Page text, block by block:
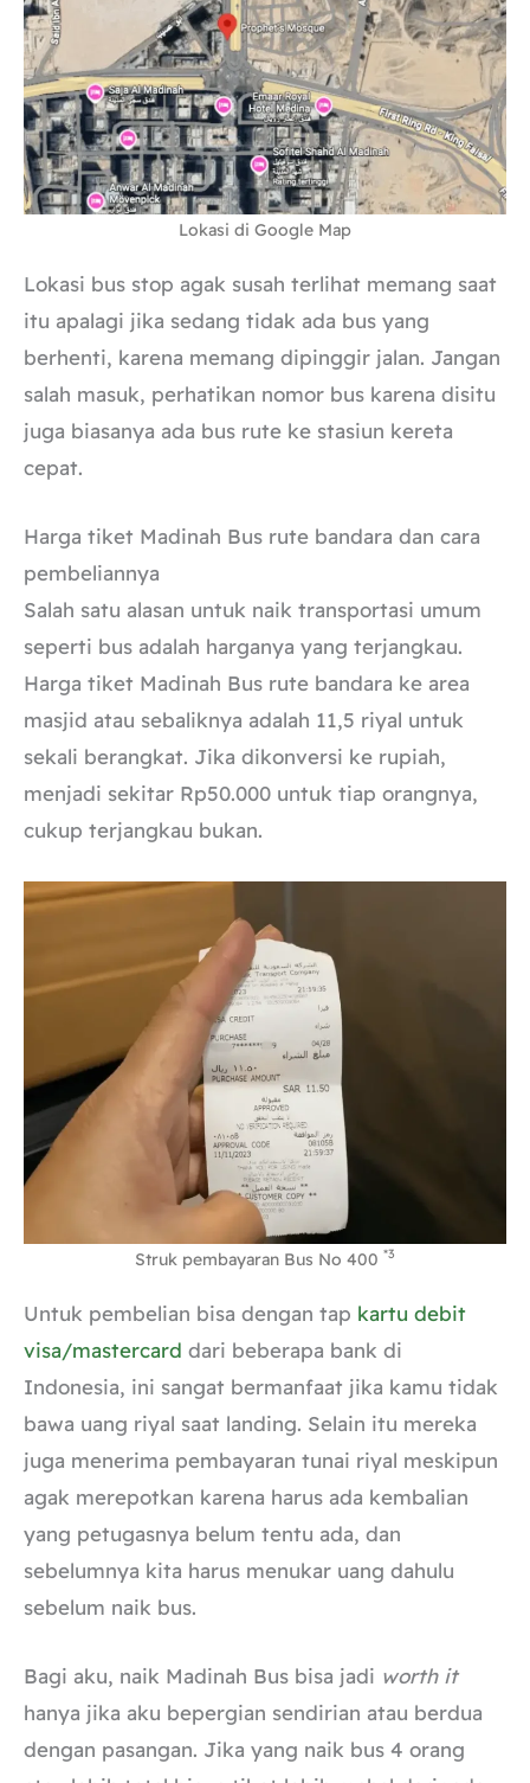
Lokasi di Google Map
Lokasi bus stop agak susah terlihat memang saat
itu apalagi jika sedang tidak ada bus yang
berhenti, karena memang dipinggir jalan. Jangan
salah masuk, perhatikan nomor bus karena disitu
juga biasanya ada bus rute ke stasiun kereta
cepat.
Harga tiket Madinah Bus rute bandara dan cara
pembeliannya
Salah satu alasan untuk naik transportasi umum
seperti bus adalah harganya yang terjangkau.
Harga tiket Madinah Bus rute bandara ke area
masjid atau sebaliknya adalah 11,5 riyal untuk
sekali berangkat. Jika dikonversi ke rupiah,
menjadi sekitar Rp50.000 untuk tiap orangnya,
cukup terjangkau bukan.
Struk pembayaran Bus No 400 *3
Untuk pembelian bisa dengan tap kartu debit
visa/mastercard dari beberapa bank di
Indonesia, ini sangat bermanfaat jika kamu tidak
bawa uang riyal saat landing. Selain itu mereka
juga menerima pembayaran tunai riyal meskipun
agak merepotkan karena harus ada kembalian
yang petugasnya belum tentu ada, dan
sebelumnya kita harus menukar uang dahulu
sebelum naik bus.
Bagi aku, naik Madinah Bus bisa jadi worth it
hanya jika aku bepergian sendirian atau berdua
dengan pasangan. Jika yang naik bus 4 orang